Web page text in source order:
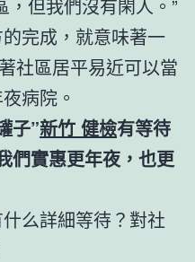
，但我們沒有閑人。”
完成，就意味著一
社區居平易近可以當
病院。
子”新竹 健檢有等待
們實惠更年夜，也更
么詳細等待？對社